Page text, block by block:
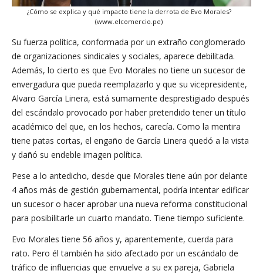
¿Cómo se explica y qué impacto tiene la derrota de Evo Morales?
(www.elcomercio.pe)
Su fuerza política, conformada por un extraño conglomerado
de organizaciones sindicales y sociales, aparece debilitada.
Además, lo cierto es que Evo Morales no tiene un sucesor de
envergadura que pueda reemplazarlo y que su vicepresidente,
Alvaro García Linera, está sumamente desprestigiado después
del escándalo provocado por haber pretendido tener un título
académico del que, en los hechos, carecía. Como la mentira
tiene patas cortas, el engaño de García Linera quedó a la vista
y dañó su endeble imagen política.
Pese a lo antedicho, desde que Morales tiene aún por delante
4 años más de gestión gubernamental, podría intentar edificar
un sucesor o hacer aprobar una nueva reforma constitucional
para posibilitarle un cuarto mandato. Tiene tiempo suficiente.
Evo Morales tiene 56 años y, aparentemente, cuerda para
rato. Pero él también ha sido afectado por un escándalo de
tráfico de influencias que envuelve a su ex pareja, Gabriela